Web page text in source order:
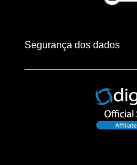
Segurança dos dados